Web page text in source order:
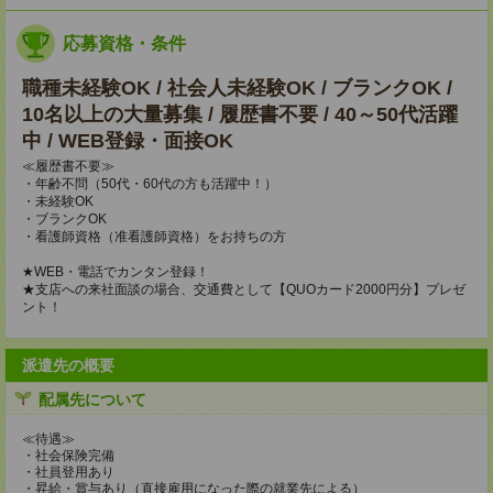
応募資格・条件
職種未経験OK / 社会人未経験OK / ブランクOK /
10名以上の大量募集 / 履歴書不要 / 40～50代活躍
中 / WEB登録・面接OK
≪履歴書不要≫
・年齢不問（50代・60代の方も活躍中！）
・未経験OK
・ブランクOK
・看護師資格（准看護師資格）をお持ちの方
★WEB・電話でカンタン登録！
★支店への来社面談の場合、交通費として【QUOカード2000円分】プレゼ
ント！
派遣先の概要
配属先について
≪待遇≫
・社会保険完備
・社員登用あり
・昇給・賞与あり（直接雇用になった際の就業先による）